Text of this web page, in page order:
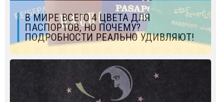
В МИРЕ ВСЕГО 4 ЦВЕТА ДЛЯ
ПАСПОРТОВ, НО ПОЧЕМУ?
ПОДРОБНОСТИ РЕАЛЬНО УДИВЛЯЮТ!